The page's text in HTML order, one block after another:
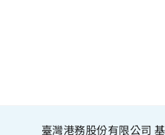
臺灣港務股份有限公司